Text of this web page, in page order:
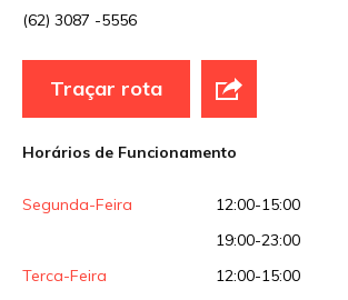
(62) 3087 -5556
Traçar rota
Horários de Funcionamento
Segunda-Feira
12:00-15:00
19:00-23:00
Terca-Feira
12:00-15:00